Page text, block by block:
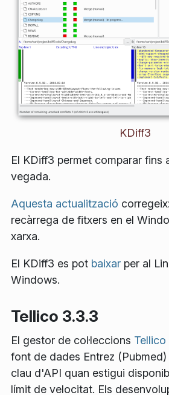
KDiff3
El KDiff3 permet comparar fins
vegada.
Aquesta actualització
recàrrega de fitxers en el
xarxa.
El KDiff3 es pot baixar per al
Windows.
Tellico 3.3.3
El gestor de col·leccions Tellico
font de dades Entrez (Pubmed)
clau d'API quan estigui
límit de velocitat. Els